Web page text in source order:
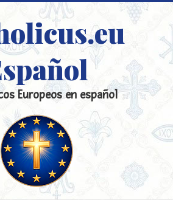
Europeos en español